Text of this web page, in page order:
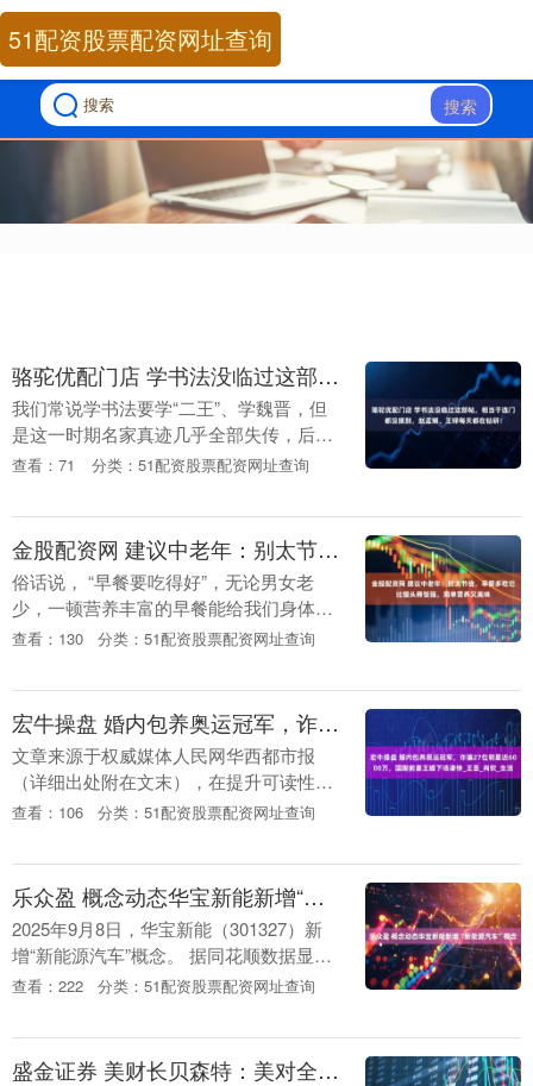
搜索
51配资股票配资网址查询
骆驼优配门店 学书法没临过这部帖，相当于连门都没摸到，赵孟頫、王铎每天都在钻研！
我们常说学书法要学“二王”、学魏晋，但
是这一时期名家真迹几乎全部失传，后人
想学又没得学。而一部法帖的问世，解决
被誉为“丛帖之....
查看：71 分类：51配资股票配资网址查询
金股配资网 建议中老年：别太节俭，早餐多吃它比馒头稀饭强，简单营养又美味
俗话说， “早餐要吃得好”，无论男女老
少，一顿营养丰富的早餐能给我们身体补
充能量，迅速唤醒身体活力。 但对于很多
早餐就很马虎....
查看：130 分类：51配资股票配资网址查询
宏牛操盘 婚内包养奥运冠军，诈骗27位明星近6000万，国脚前妻王媞下场凄惨_王圣_肖钦_生活
文章来源于权威媒体人民网华西都市报
（详细出处附在文末），在提升可读性
时，已做了适当润色，请理性阅读，内容
一个普通家庭....
查看：106 分类：51配资股票配资网址查询
乐众盈 概念动态华宝新能新增“新能源汽车”概念
2025年9月8日，华宝新能（301327）新
增“新能源汽车”概念。 据同花顺数据显
示，入选理由是：2025年9月8日互动易：
查看：222 分类：51配资股票配资网址查询
盛金证券 美财长贝森特：美对全球15%关税预计本周生效